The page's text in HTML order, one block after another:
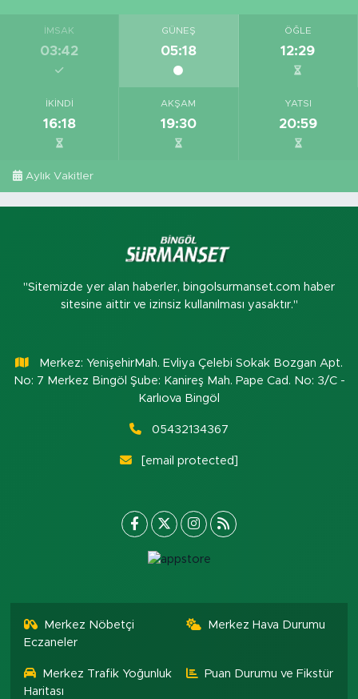
İMSAK
03:42
GÜNEŞ
05:18
ÖĞLE
12:29
İKINDI
16:18
AKŞAM
19:30
YATSI
20:59
Aylık Vakitler
"Sitemizde yer alan haberler, bingolsurmanset.com haber
sitesine aittir ve izinsiz kullanılması yasaktır."
Merkez: YenişehirMah. Evliya Çelebi Sokak Bozgan Apt.
No: 7 Merkez Bingöl Şube: Kanireş Mah. Pape Cad. No: 3/C -
Karlıova Bingöl
05432134367
[email protected]
Merkez Nöbetçi
Eczaneler
Merkez Hava Durumu
Merkez Trafik Yoğunluk
Haritası
Puan Durumu ve Fikstür